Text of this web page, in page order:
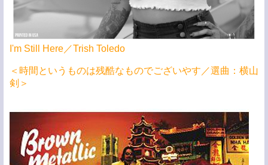
I'm Still Here／Trish Toledo
＜時間というものは残酷なものでございやす／選曲：横山
剣＞